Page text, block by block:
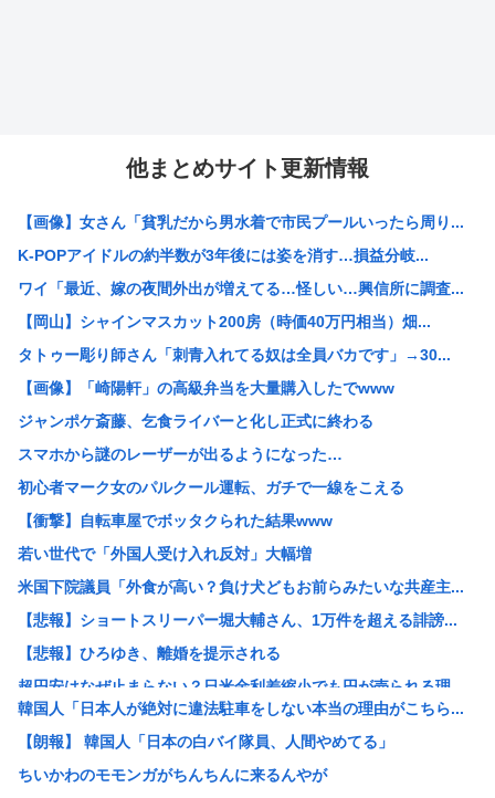
他まとめサイト更新情報
【画像】女さん「貧乳だから男水着で市民プールいったら周り...
K-POPアイドルの約半数が3年後には姿を消す…損益分岐...
ワイ「最近、嫁の夜間外出が増えてる…怪しい…興信所に調査...
【岡山】シャインマスカット200房（時価40万円相当）畑...
タトゥー彫り師さん「刺青入れてる奴は全員バカです」→30...
【画像】「崎陽軒」の高級弁当を大量購入したでwww
ジャンポケ斎藤、乞食ライバーと化し正式に終わる
スマホから謎のレーザーが出るようになった…
初心者マーク女のパルクール運転、ガチで一線をこえる
【衝撃】自転車屋でボッタクられた結果www
若い世代で「外国人受け入れ反対」大幅増
米国下院議員「外食が高い？負け犬どもお前らみたいな共産主...
【悲報】ショートスリーパー堀大輔さん、1万件を超える誹謗...
【悲報】ひろゆき、離婚を提示される
超円安はなぜ止まらない？日米金利差縮小でも円が売られる理...
女さん「自分の衣食住は自分で稼ごう！」男「ほな妊娠出産の...
日本列島さん、人間が住めるエリアの少なさが流石に厳しいw...
【画像】姪っ子集団「おじちゃん、夏休みの間ずっと泊ってく...
韓国人「日本人が絶対に違法駐車をしない本当の理由がこちら...
【朗報】 韓国人「日本の白バイ隊員、人間やめてる」
ちいかわのモモンガがちんちんに来るんやが